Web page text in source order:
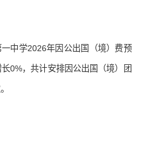
中学2026年因公出国（境）费预
0%，共计安排因公出国（境）团